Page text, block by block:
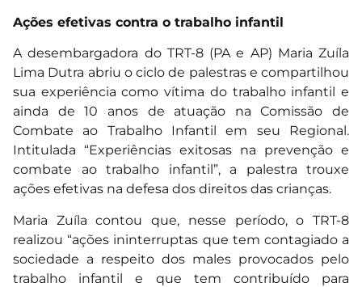
Ações efetivas contra o trabalho infantil
A desembargadora do TRT-8 (PA e AP) Maria Zuíla
Lima Dutra abriu o ciclo de palestras e compartilhou
sua experiência como vítima do trabalho infantil e
ainda de 10 anos de atuação na Comissão de
Combate ao Trabalho Infantil em seu Regional.
Intitulada “Experiências exitosas na prevenção e
combate ao trabalho infantil”, a palestra trouxe
ações efetivas na defesa dos direitos das crianças.
Maria Zuíla contou que, nesse período, o TRT-8
realizou “ações ininterruptas que tem contagiado a
sociedade a respeito dos males provocados pelo
trabalho infantil e que tem contribuído para